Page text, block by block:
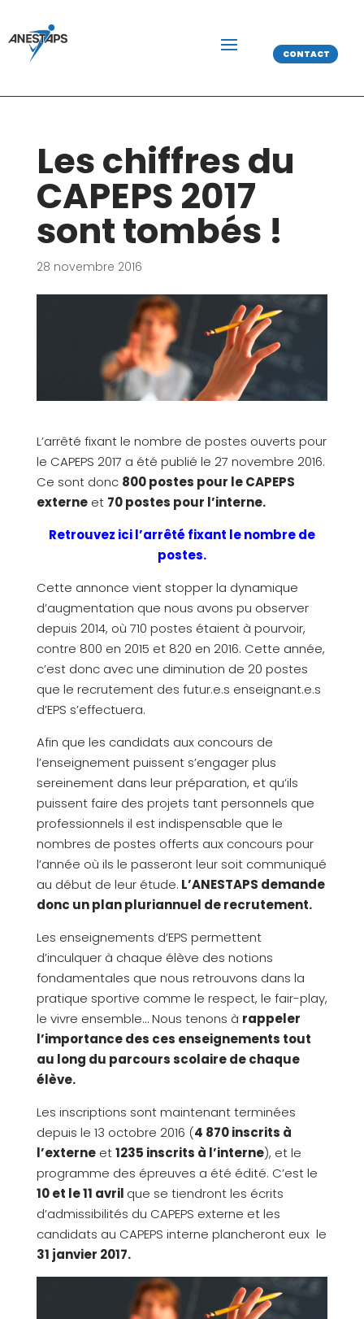
CONTACT
Les chiffres du
CAPEPS 2017
sont tombés !
28 novembre 2016
L’arrêté fixant le nombre de postes ouverts pour
le CAPEPS 2017 a été publié le 27 novembre 2016.
Ce sont donc 800 postes pour le CAPEPS
externeet 70 postes pour l’interne.
Retrouvez ici l’arrêté fixant le nombre de
postes.
Cette annonce vient stopper la dynamique
d’augmentation que nous avons pu observer
depuis 2014, où 710 postes étaient à pourvoir,
contre 800 en 2015 et 820 en 2016. Cette année,
c’est donc avec une diminution de 20 postes
que le recrutement des futur.e.s enseignant.e.s
d’EPS s’effectuera.
Afin que les candidats aux concours de
l’enseignement puissent s’engager plus
sereinement dans leur préparation, et qu’ils
puissent faire des projets tant personnels que
professionnels il est indispensable que le
nombres de postes offerts aux concours pour
l’année où ils le passeront leur soit communiqué
au début de leur étude. L’ANESTAPS demande
donc un plan pluriannuel de recrutement.
Les enseignements d’EPS permettent
d’inculquer à chaque élève des notions
fondamentales que nous retrouvons dans la
pratique sportive comme le respect, le fair-play,
le vivre ensemble… Nous tenons à rappeler
l’importance des ces enseignements tout
au long du parcours scolaire de chaque
élève.
Les inscriptions sont maintenant terminées
depuis le 13 octobre 2016 (4 870 inscrits à
l’externeet1235 inscrits à l’interne), et le
programme des épreuves a été édité. C’est le
10 et le 11 avril que se tiendront les écrits
d’admissibilités du CAPEPS externe et les
candidats au CAPEPS interne plancheront eux le
31 janvier 2017.